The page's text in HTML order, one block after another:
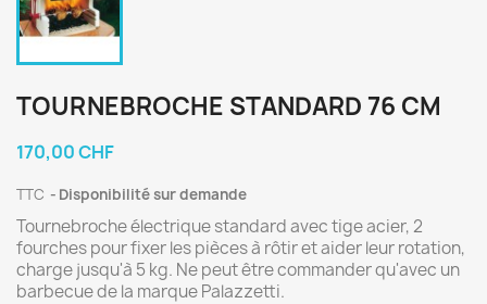
TOURNEBROCHE STANDARD 76 CM
170,00 CHF
TTC Disponibilité sur demande
Tournebroche électrique standard avec tige acier, 2
fourches pour fixer les pièces à rôtir et aider leur rotation,
charge jusqu'à 5 kg. Ne peut être commander qu'avec un
barbecue de la marque Palazzetti.